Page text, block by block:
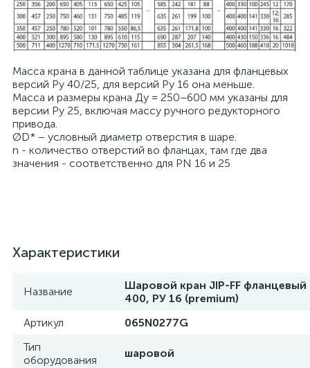
Масса крана в данной таблице указана для фланцевых
версий Pу 40/25, для версий Ру 16 она меньше.
Масса и размеры крана Ду = 250–600 мм указаны для
версии Ру 25, включая массу ручного редукторного
привода.
ØD* – условный диаметр отверстия в шаре.
n - количество отверстий во фланцах, там где два
значения - соответственно для PN 16 и 25
Характеристики
Название
Шаровой кран JIP-FF фланцевый
400, РУ 16 (premium)
Артикул
065N0277G
Тип
оборудования
шаровой